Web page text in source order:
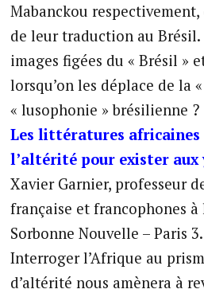
Mabanckou
de leur traduction au Brésil.
images figées du « Brésil »
lorsqu’on les déplace de la
« lusophonie » brésilienne ?
Les littératures africaines
l’altérité pour exister aux
Xavier Garnier, professeur
française et francophones à
Sorbonne Nouvelle – Paris 3.
Interroger l’Afrique au
d’altérité nous amènera à